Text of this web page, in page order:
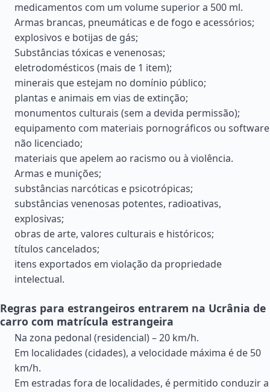
medicamentos com um volume superior a 500 ml.
Armas brancas, pneumáticas e de fogo e acessórios;
explosivos e botijas de gás;
Substâncias tóxicas e venenosas;
eletrodomésticos (mais de 1 item);
minerais que estejam no domínio público;
plantas e animais em vias de extinção;
monumentos culturais (sem a devida permissão);
equipamento com materiais pornográficos ou software
não licenciado;
materiais que apelem ao racismo ou à violência.
Armas e munições;
substâncias narcóticas e psicotrópicas;
substâncias venenosas potentes, radioativas,
explosivas;
obras de arte, valores culturais e históricos;
títulos cancelados;
itens exportados em violação da propriedade
intelectual.
Regras para estrangeiros entrarem na Ucrânia de
carro com matrícula estrangeira
Na zona pedonal (residencial) – 20 km/h.
Em localidades (cidades), a velocidade máxima é de 50
km/h.
Em estradas fora de localidades, é permitido conduzir a